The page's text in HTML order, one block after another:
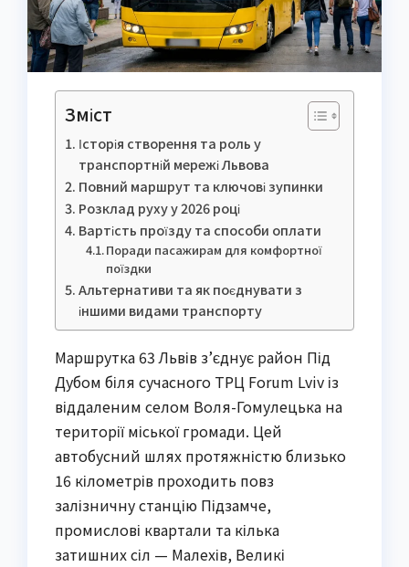
Зміст
Історія створення та роль у
транспортній мережі Львова
Повний маршрут та ключові зупинки
Розклад руху у 2026 році
Вартість проїзду та способи оплати
Поради пасажирам для комфортної
поїздки
Альтернативи та як поєднувати з
іншими видами транспорту
Маршрутка 63 Львів з’єднує район Під
Дубом біля сучасного ТРЦ Forum Lviv із
віддаленим селом Воля-Гомулецька на
території міської громади. Цей
автобусний шлях протяжністю близько
16 кілометрів проходить повз
залізничну станцію Підзамче,
промислові квартали та кілька
затишних сіл — Малехів, Великі